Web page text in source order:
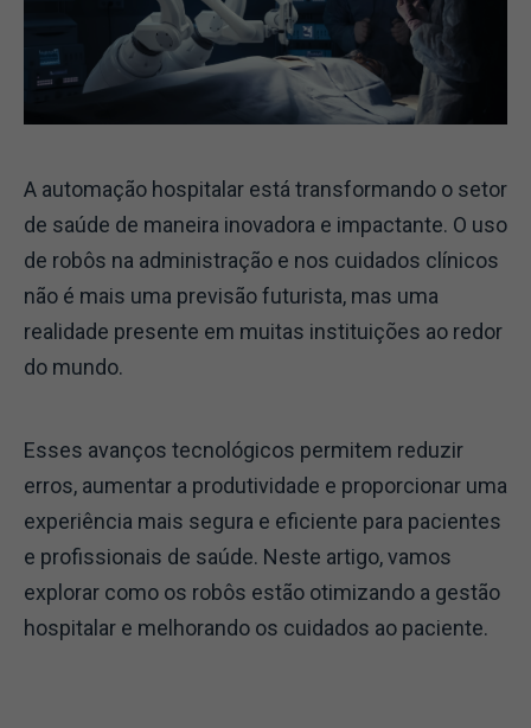
A automação hospitalar está transformando o setor
de saúde de maneira inovadora e impactante. O uso
de robôs na administração e nos cuidados clínicos
não é mais uma previsão futurista, mas uma
realidade presente em muitas instituições ao redor
do mundo.
Esses avanços tecnológicos permitem reduzir
erros, aumentar a produtividade e proporcionar uma
experiência mais segura e eficiente para pacientes
e profissionais de saúde. Neste artigo, vamos
explorar como os robôs estão otimizando a gestão
hospitalar e melhorando os cuidados ao paciente.